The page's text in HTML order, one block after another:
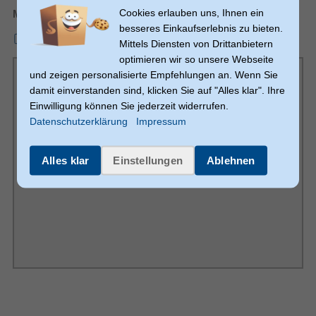
Design
Aufladekompatibilität Universal
Anzahl simultan anschließbarer
Geräte (max)
Produktfarbe Schwarz
Energie
Ausgangsstrom 2 A
Ausgangsstrom Anschluss 2 2,1 A
Anschluss 3 Ausgangsstrom
Merkblatt
mmo_127625352_1750080025_2154_803553.pdf
Cookies erlauben uns, Ihnen ein
besseres Einkaufserlebnis zu bieten.
Mittels Diensten von Drittanbietern
optimieren wir so unsere Webseite
und zeigen personalisierte Empfehlungen an. Wenn Sie
damit einverstanden sind, klicken Sie auf "Alles klar". Ihre
Einwilligung können Sie jederzeit widerrufen.
Datenschutzerklärung
Impressum
Alles klar Einstellungen Ablehnen